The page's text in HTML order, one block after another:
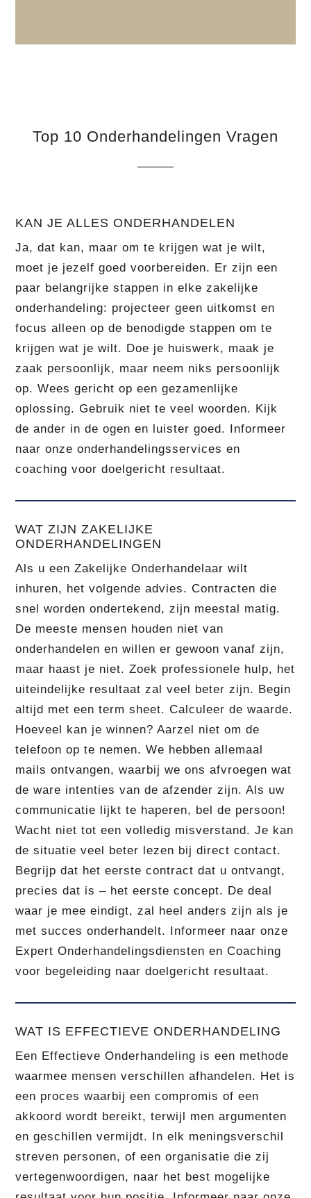
Top 10 Onderhandelingen Vragen
KAN JE ALLES ONDERHANDELEN
Ja, dat kan, maar om te krijgen wat je wilt,
moet je jezelf goed voorbereiden. Er zijn een
paar belangrijke stappen in elke zakelijke
onderhandeling: projecteer geen uitkomst en
focus alleen op de benodigde stappen om te
krijgen wat je wilt. Doe je huiswerk, maak je
zaak persoonlijk, maar neem niks persoonlijk
op. Wees gericht op een gezamenlijke
oplossing. Gebruik niet te veel woorden. Kijk
de ander in de ogen en luister goed. Informeer
naar onze onderhandelingsservices en
coaching voor doelgericht resultaat.
WAT ZIJN ZAKELIJKE
ONDERHANDELINGEN
Als u een Zakelijke Onderhandelaar wilt
inhuren, het volgende advies. Contracten die
snel worden ondertekend, zijn meestal matig.
De meeste mensen houden niet van
onderhandelen en willen er gewoon vanaf zijn,
maar haast je niet. Zoek professionele hulp, het
uiteindelijke resultaat zal veel beter zijn. Begin
altijd met een term sheet. Calculeer de waarde.
Hoeveel kan je winnen? Aarzel niet om de
telefoon op te nemen. We hebben allemaal
mails ontvangen, waarbij we ons afvroegen wat
de ware intenties van de afzender zijn. Als uw
communicatie lijkt te haperen, bel de persoon!
Wacht niet tot een volledig misverstand. Je kan
de situatie veel beter lezen bij direct contact.
Begrijp dat het eerste contract dat u ontvangt,
precies dat is – het eerste concept. De deal
waar je mee eindigt, zal heel anders zijn als je
met succes onderhandelt. Informeer naar onze
Expert Onderhandelingsdiensten en Coaching
voor begeleiding naar doelgericht resultaat.
WAT IS EFFECTIEVE ONDERHANDELING
Een Effectieve Onderhandeling is een methode
waarmee mensen verschillen afhandelen. Het is
een proces waarbij een compromis of een
akkoord wordt bereikt, terwijl men argumenten
en geschillen vermijdt. In elk meningsverschil
streven personen, of een organisatie die zij
vertegenwoordigen, naar het best mogelijke